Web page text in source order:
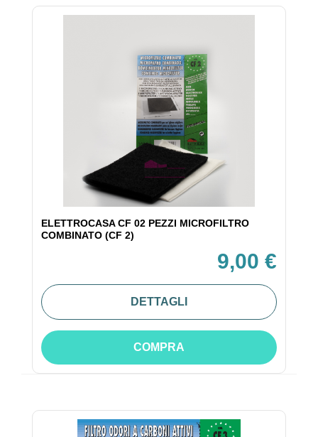
ELETTROCASA CF 02 PEZZI MICROFILTRO
COMBINATO (CF 2)
9,00 €
DETTAGLI
COMPRA